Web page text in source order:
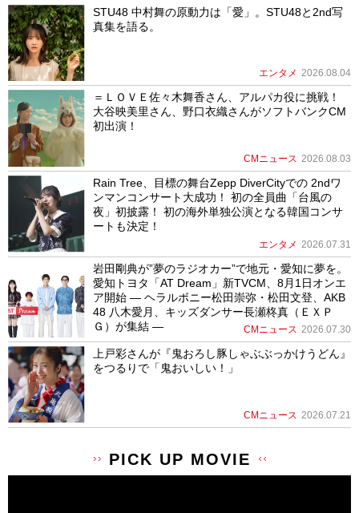
STU48 中村舞の原動力は「愛」。STU48と2nd写
真集を語る。
エンタメ 2026.08.04
＝ＬＯＶＥ佐々木舞香さん、アルパカ役に挑戦！
大谷映美里さん、野口衣織さんがソフトバンクCM
初出演！
CMニュース 2026.08.03
Rain Tree、目標の舞台Zepp DiverCityでの 2ndワ
ンマンコンサート大成功！ 初の全員曲「台風の
夜」初披露！ 初の海外単独公演となる韓国コンサ
ートも決定！
エンタメ 2026.07.31
岩田剛典が”夢のラジオカー”で地元・愛知に夢を。
愛知トヨタ「AT Dream」新TVCM、8月1日オンエ
ア開始 ― ヘラルボニー松田崇弥・松田文登、AKB
48 八木愛月、キッズダンサー長瀬柊真（ＥＸＰ
Ｇ）が集結 ―
CMニュース 2026.07.30
上戸彩さんが『鬼おろし豚しゃぶぶっかけうどん』
をつるりで「鬼おいしい！」
CMニュース 2026.07.21
PICK UP MOVIE